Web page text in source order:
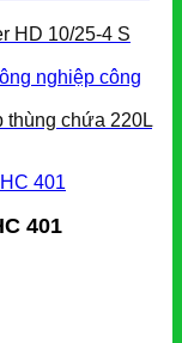
HD 10/25-4 S
thùng chứa 220L
401